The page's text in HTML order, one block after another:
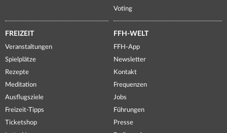
Voting
FREIZEIT
Veranstaltungen
Spielplätze
Rezepte
Meditation
Ausflugsziele
Freizeit-Tipps
Ticketshop
FFH-WELT
FFH-App
Newsletter
Kontakt
Frequenzen
Jobs
Führungen
Presse